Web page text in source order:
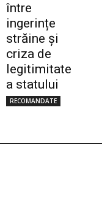
între
ingerințe
străine și
criza de
legitimitate
a statului
RECOMANDATE